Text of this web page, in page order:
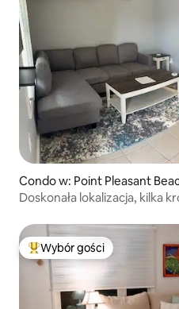
Condo w: Point Pleasant
Doskonała lokalizacja, kilka
Najpopularniejsze z kategorii
Wybór gości